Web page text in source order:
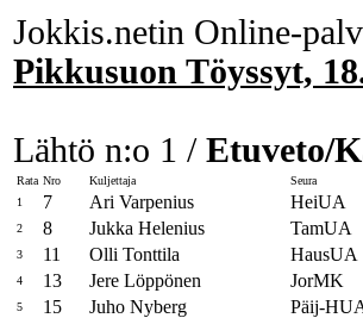
Jokkis.netin Online-
Pikkusuon Töyssyt,
Lähtö n:o 1 / Etuveto/
Rata Nro Kuljettaja Seura
1
7 Ari Varpenius HeiUA
2 8 Jukka Helenius TamUA
3 11 Olli Tonttila HausUA
4 13 Jere Löppönen JorMK
5 15 Juho Nyberg Päij-